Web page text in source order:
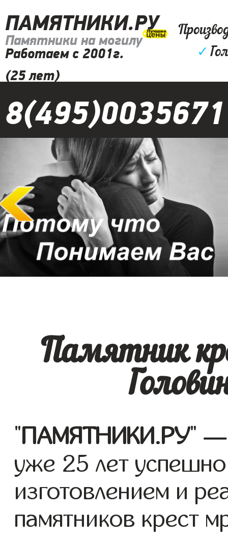
ПАМЯТНИКИ.РУ
Памятники на могилу
Работаем с 2001г.
(25 лет)
✓
8(495)0035671
Памятник
"ПАМЯТНИКИ.РУ" —
уже 25 лет
изготовлением и
памятников крест